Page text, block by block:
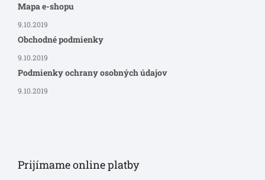
Mapa e-shopu
9.10.2019
Obchodné podmienky
9.10.2019
Podmienky ochrany osobných údajov
9.10.2019
Prijímame online platby